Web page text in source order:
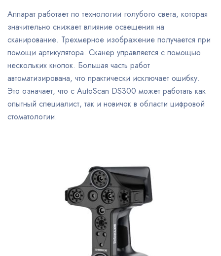
Аппарат работает по технологии голубого света, которая
значительно снижает влияние освещения на
сканирование. Трехмерное изображение получается при
помощи артикулятора. Сканер управляется с помощью
нескольких кнопок. Большая часть работ
автоматизирована, что практически исключает ошибку.
Это означает, что с AutoScan DS300 может работать как
опытный специалист, так и новичок в области цифровой
стоматологии.